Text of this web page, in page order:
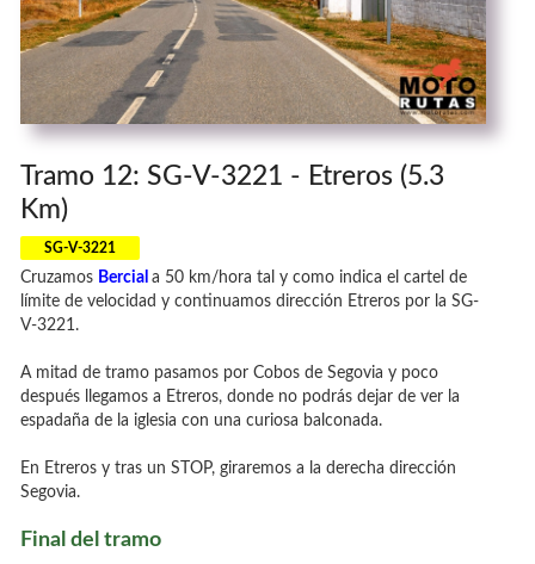
Tramo 12: SG-V-3221 - Etreros (5.3
Km)
SG-V-3221
Cruzamos Bercial a 50 km/hora tal y como indica el cartel de
límite de velocidad y continuamos dirección Etreros por la SG-
V-3221.
A mitad de tramo pasamos por Cobos de Segovia y poco
después llegamos a Etreros, donde no podrás dejar de ver la
espadaña de la iglesia con una curiosa balconada.
En Etreros y tras un STOP, giraremos a la derecha dirección
Segovia.
Final del tramo